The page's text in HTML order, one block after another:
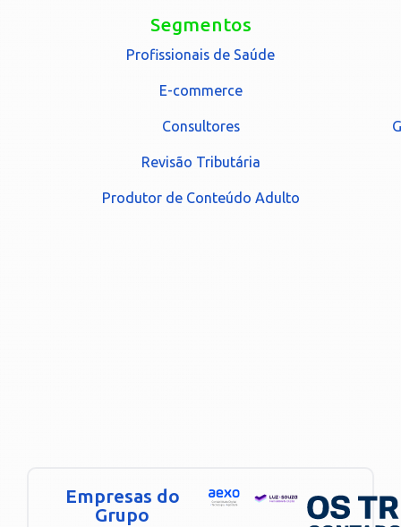
Segmentos
Profissionais de Saúde
E-commerce
Consultores
Revisão Tributária
Produtor de Conteúdo Adulto
Empresas do
Grupo